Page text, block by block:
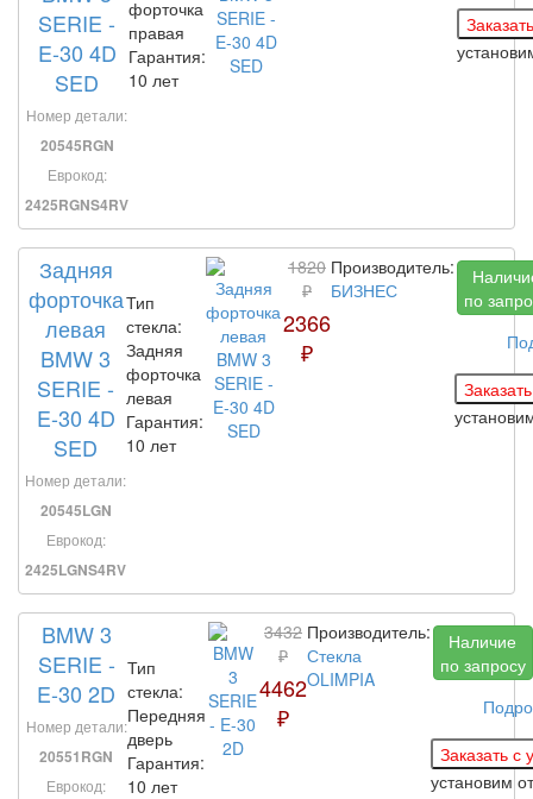
SERIE -
E-30 4D
SED
Номер детали:
20545RGN
Еврокод:
2425RGNS4RV
форточка
правая
Гарантия:
10 лет
Задняя
форточка
левая
BMW 3
SERIE -
E-30 4D
SED
Номер детали:
20545LGN
Еврокод:
2425LGNS4RV
Тип
стекла:
Задняя
форточка
левая
Гарантия:
10 лет
1820
₽
2366
₽
Производитель:
БИЗНЕС
по
BMW 3
SERIE -
E-30 2D
Номер детали:
20551RGN
Еврокод:
Тип
стекла:
Передняя
дверь
Гарантия:
10 лет
3432
₽
4462
₽
Производитель:
Стекла
OLIMPIA
Наличие
по запросу
установим